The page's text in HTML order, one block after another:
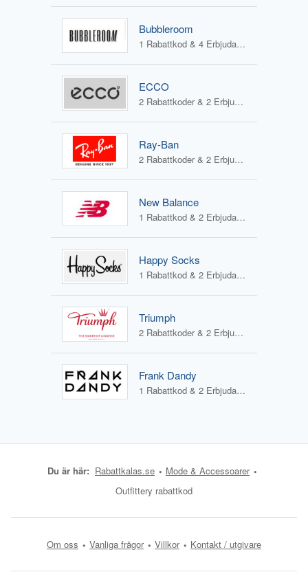
Bubbleroom
1 Rabattkod & 4 Erbjudanden
ECCO
2 Rabattkoder & 2 Erbjudanden
Ray-Ban
2 Rabattkoder & 2 Erbjudanden
New Balance
1 Rabattkod & 2 Erbjudanden
Happy Socks
1 Rabattkod & 2 Erbjudanden
Triumph
2 Rabattkoder & 2 Erbjudanden
Frank Dandy
1 Rabattkod & 2 Erbjudanden
Du är här: Rabattkalas.se
Mode & Accessoarer
Outfittery rabattkod
Om oss Vanliga frågor Villkor Kontakt / utgivare